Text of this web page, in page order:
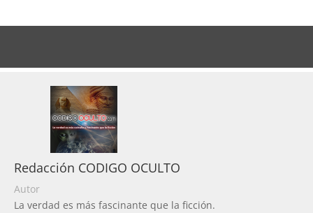
Redacción CODIGO OCULTO
Autor
La verdad es más fascinante que la ficción.